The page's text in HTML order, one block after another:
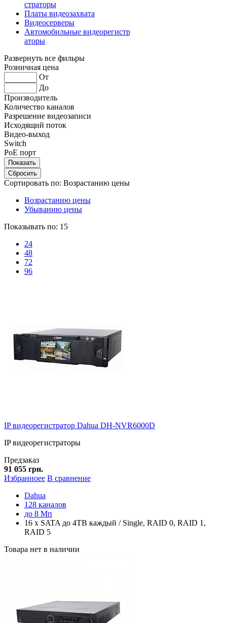
страторы
Платы видеозахвата
Видеосерверы
Автомобильные видеорегистр
аторы
Развернуть все фильры
Розничная цена
От
До
Производитель
Количество каналов
Разрешение видеозаписи
Исходящий поток
Видео-выход
Switch
PoE порт
Сортировать по: Возрастанию цены
Возрастанию цены
Убыванию цены
Показывать по: 15
24
48
72
96
IP видеорегистратор Dahua DH-NVR6000D
IP видеорегистраторы
Предзаказ
91 055 грн.
Избранноее В сравнение
Dahua
128 каналов
до 8 Мп
16 x SATA до 4TB каждый / Single, RAID 0, RAID 1,
RAID 5
Товара нет в наличии